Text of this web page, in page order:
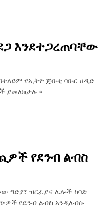
እንደተጋረጠባቸው
የኢትዮ ጅቡቲ ባቡር ሀዲድ
፡፡
የደንብ ልብስ
ግድያ፣ ዝርፊያና ሌሎች ከባድ
የደንብ ልብስ አንዲለብሱ